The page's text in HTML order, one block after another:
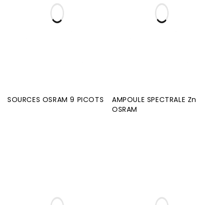
SOURCES OSRAM 9 PICOTS
AMPOULE SPECTRALE Zn
OSRAM